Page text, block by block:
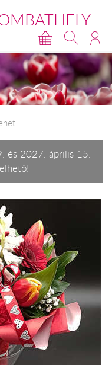
és 2027. április 15.